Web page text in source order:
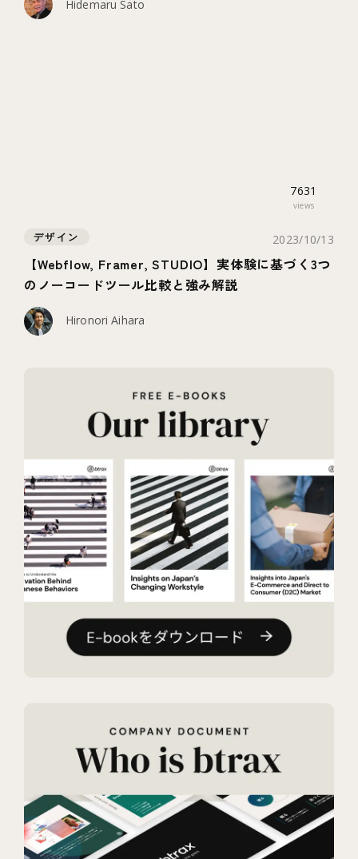
Hidemaru Sato
7631
views
デザイン 2023/10/13
【Webflow, Framer, STUDIO】実体験に基づく3つ
のノーコードツール比較と強み解説
Hironori Aihara